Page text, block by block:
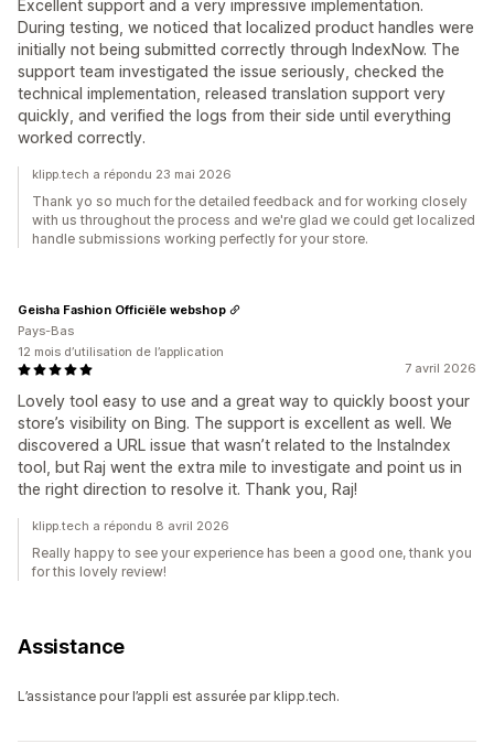
Excellent support and a very impressive implementation.
During testing, we noticed that localized product handles were
initially not being submitted correctly through IndexNow. The
support team investigated the issue seriously, checked the
technical implementation, released translation support very
quickly, and verified the logs from their side until everything
worked correctly.
klipp.tech a répondu 23 mai 2026
Thank yo so much for the detailed feedback and for working closely
with us throughout the process and we're glad we could get localized
handle submissions working perfectly for your store.
7 avril 2026
Lovely tool easy to use and a great way to quickly boost your
store’s visibility on Bing. The support is excellent as well. We
discovered a URL issue that wasn’t related to the InstaIndex
tool, but Raj went the extra mile to investigate and point us in
the right direction to resolve it. Thank you, Raj!
Geisha Fashion Officiële webshop
Pays-Bas
12 mois d’utilisation de l’application
klipp.tech a répondu 8 avril 2026
Really happy to see your experience has been a good one, thank you
for this lovely review!
Assistance
L’assistance pour l’appli est assurée par klipp.tech.